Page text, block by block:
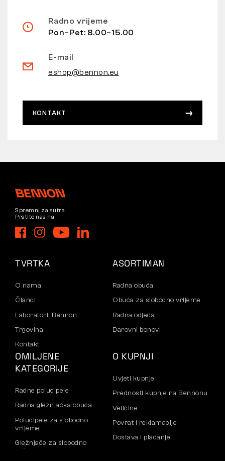
Radno vrijeme
Pon–Pet: 8.00–15.00
E-mail
eshop@bennon.eu
KONTAKT
Spremni za sutra
Pratite nas na
TVRTKA
O nama
Članci
Laboratorij Bennon
Trgovina
Kontakt
ASORTIMAN
Radna obuća
Obuća za slobodno vrijeme
Radna odjeća
Darovni bonovi
OMILJENE
KATEGORIJE
Radne polucipele
Radna gležnjačka obuća
Polucipele za slobodno
vrijeme
Gležnjače za slobodno
vrijeme
O KUPNJI
Uvjeti kupnje
Prednosti kupnje na Bennonu
Veličine
Povrat i reklamacije
Dostava i plaćanje